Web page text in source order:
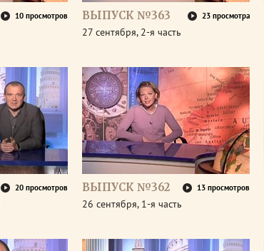
10 просмотров ВЫПУСК №363 23 просмотра
27 сентября, 2-я часть
20 просмотров ВЫПУСК №362 13 просмотров
26 сентября, 1-я часть